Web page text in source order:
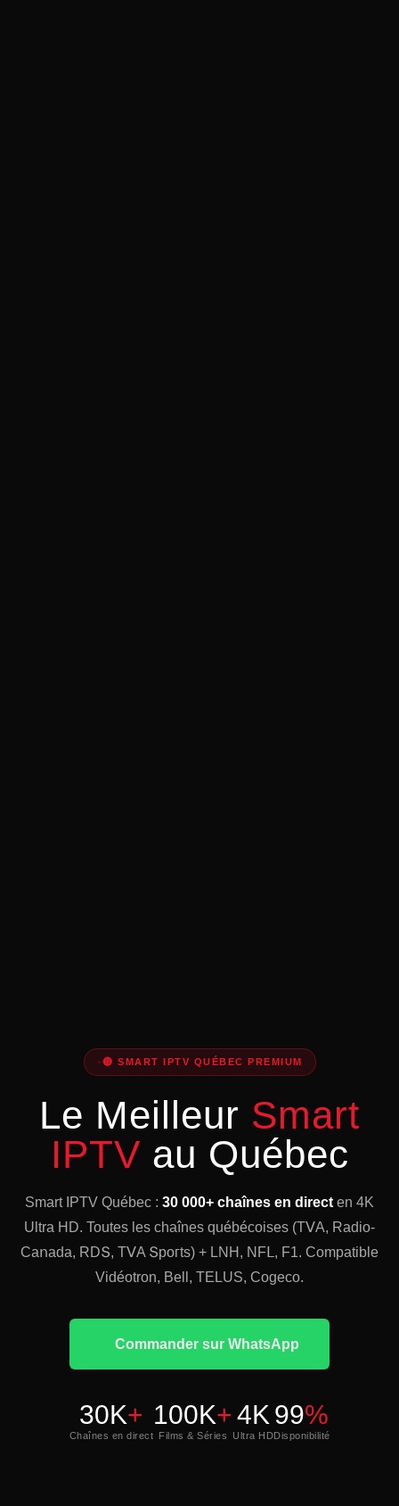
🔴 SMART IPTV QUÉBEC PREMIUM
Le Meilleur Smart
IPTV au Québec
Smart IPTV Québec : 30 000+ chaînes en directen 4K
Ultra HD. Toutes les chaînes québécoises (ТⅤΑ, Rаԁіο-
Ϲаոаԁа, RDՏ, ТⅤΑ Տрогtѕ) + LNH, ΝFⅬ, F1. Compatible
Vidéotron, Bell, TELUS, Cogeco.
Commander sur WhatsApp
30K+
Chaînes en direct
100K+
Films & Séries
4K
Ultra HD
99%
Disponibilité